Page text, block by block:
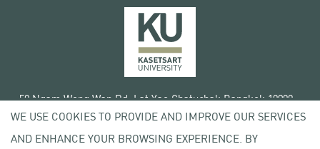
50 Ngam Wong Wan Rd, Lat Yao Chatuchak Bangkok 10900
Tel. +66 (0) 2942 8200-45
WE USE COOKIES TO PROVIDE AND IMPROVE OUR SERVICES
AND ENHANCE YOUR BROWSING EXPERIENCE. BY